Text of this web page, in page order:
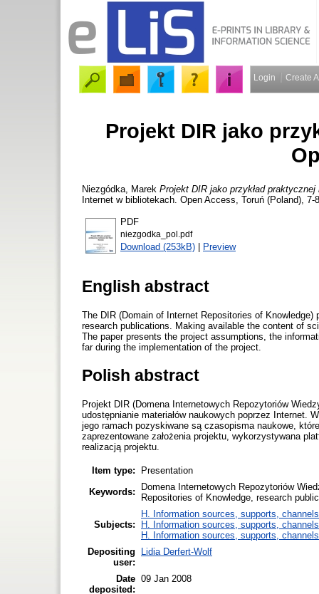
Login Create
Projekt DIR jako
Niezgódka, Marek Projekt DIR jako przykład
Internet w bibliotekach. Open Access, Toruń (Poland),
PDF
niezgodka_pol.pdf
Download (253kB) | Preview
English abstract
The DIR (Domain of Internet Repositories of
research publications. Making available the content of
The paper presents the project assumptions, the
far during the implementation of the project.
Polish abstract
Projekt DIR (Domena Internetowych Repozytoriów
udostępnianie materiałów naukowych poprzez Internet.
jego ramach pozyskiwane są czasopisma naukowe,
zaprezentowane założenia projektu, wykorzystywana
realizacją projektu.
Item type:
Presentation
Keywords:
Domena Internetowych Repozytoriów
Repositories of Knowledge, research
Subjects:
H. Information sources, supports,
H. Information sources, supports,
H. Information sources, supports,
Depositing
user:
Lidia Derfert-Wolf
Date
deposited:
09 Jan 2008